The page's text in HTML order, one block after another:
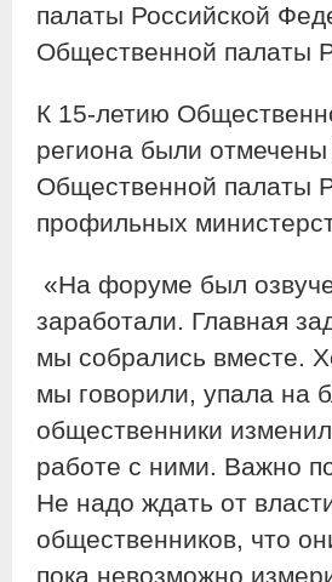
палаты Российской
Общественной палаты
К 15-летию
региона были
Общественной палаты
профильных
«На форуме был
заработали. Главная
мы собрались вместе.
мы говорили, упала на
общественники
работе с ними. Важно
Не надо ждать от
общественников, что
пока невозможно